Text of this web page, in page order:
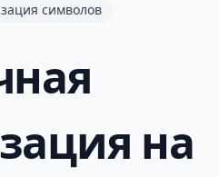
символов
на